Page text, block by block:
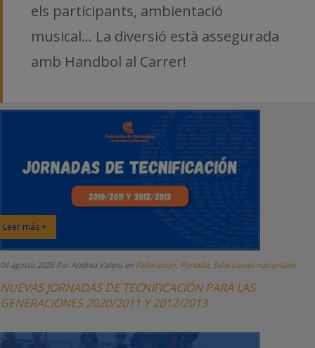
els participants, ambientació
musical… La diversió està assegurada
amb Handbol al Carrer!
Leer más +
04 agosto 2026 Por Andrea Valero en Federacion Portada, Selecciones nacionales
NUEVAS JORNADAS DE TECNIFICACIÓN PARA LAS
GENERACIONES 2020/2011 Y 2012/2013